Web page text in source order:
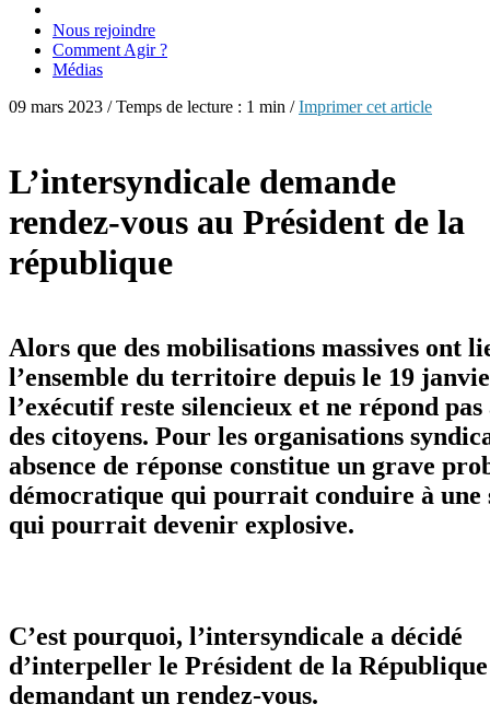
Nous rejoindre
Comment Agir ?
Médias
09 mars 2023 / Temps de lecture : 1 min /Imprimer cet article
L’intersyndicale demande
rendez-vous au Président de la
république
Alors que des mobilisations massives ont
l’ensemble du territoire depuis le 19
l’exécutif reste silencieux et ne répond
des citoyens. Pour les organisations
absence de réponse constitue un grave
démocratique qui pourrait conduire à une
qui pourrait devenir explosive.
C’est pourquoi, l’intersyndicale a décidé
d’interpeller le Président de la
demandant un rendez-vous.